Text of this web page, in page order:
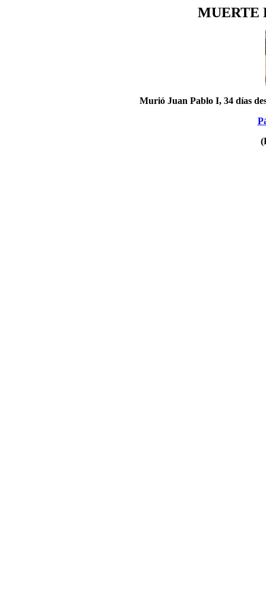
MUERTE
Murió Juan Pablo I, 34 días